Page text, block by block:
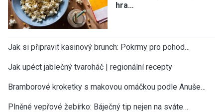
hra…
Jak si připravit kasinový brunch: Pokrmy pro pohod…
Jak upéct jablečný tvaroháč | regionální recepty
Bramborové kroketky s makovou omáčkou podle Anuše…
Plněné vepřové žebírko: Báječný tip nejen na sváte…